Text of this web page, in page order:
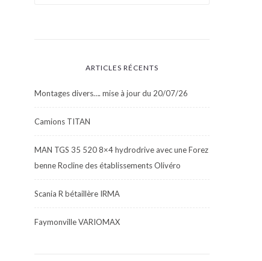
ARTICLES RÉCENTS
Montages divers…. mise à jour du 20/07/26
Camions TITAN
MAN TGS 35 520 8×4 hydrodrive avec une Forez
benne Rocline des établissements Olivéro
Scania R bétaillère IRMA
Faymonville VARIOMAX